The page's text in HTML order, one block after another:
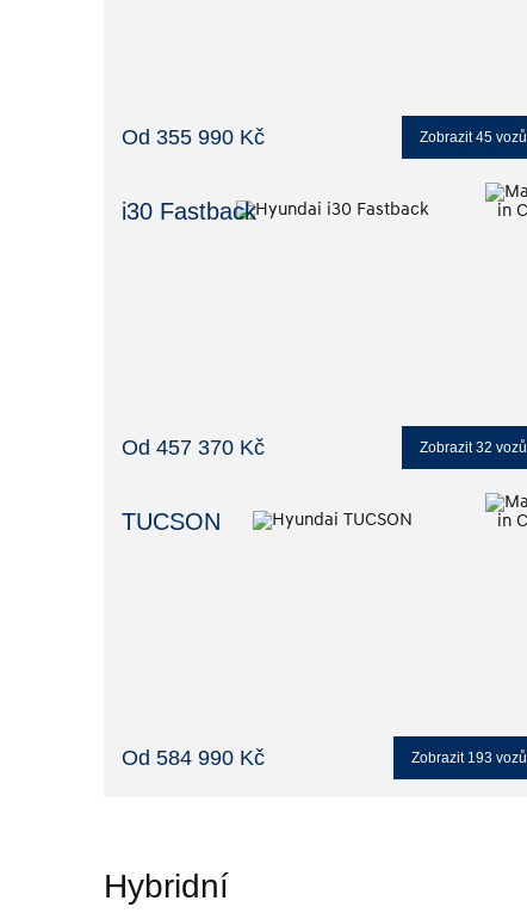
Od 355 990 Kč Zobrazit45vozů
i30 Fastback
Od 457 370 Kč Zobrazit32 vozů
TUCSON
Od 584 990 Kč Zobrazit 193vozů
Hybridní